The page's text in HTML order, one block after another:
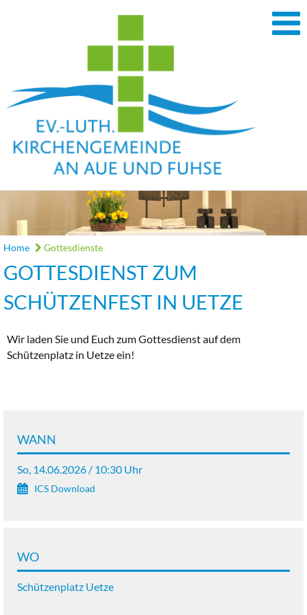
Home Gottesdienste
GOTTESDIENST ZUM
SCHÜTZENFEST IN UETZE
Wir laden Sie und Euch zum Gottesdienst auf dem
Schützenplatz in Uetze ein!
WANN
So, 14.06.2026 / 10:30 Uhr
ICS Download
WO
Schützenplatz Uetze